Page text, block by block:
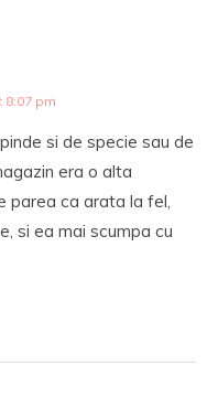
8:07 pm
si de specie sau de
era o alta
parea ca arata la fel,
si ea mai scumpa cu